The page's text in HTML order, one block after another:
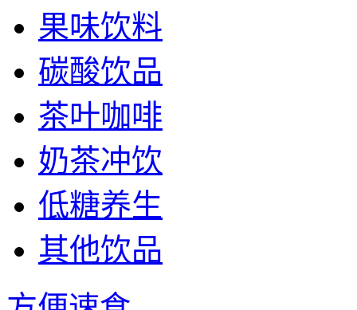
果味饮料
碳酸饮品
茶叶咖啡
奶茶冲饮
低糖养生
其他饮品